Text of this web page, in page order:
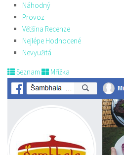
Náhodný
Provoz
Většina Recenze
Nejlépe Hodnocené
Nevyužitá
Seznam Mřížka